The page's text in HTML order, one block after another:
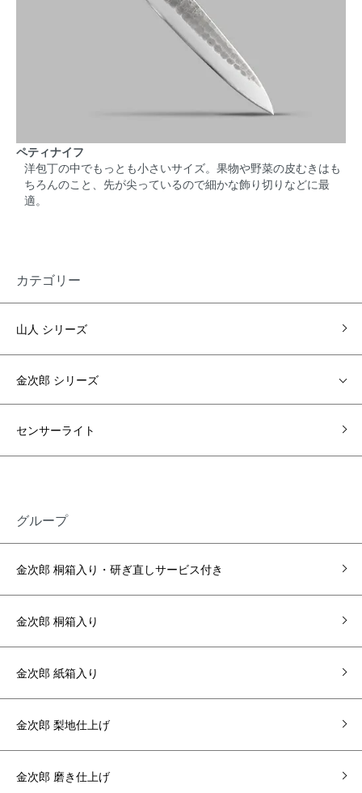
ペティナイフ
洋包丁の中でもっとも小さいサイズ。果物や野菜の皮むきはも
ちろんのこと、先が尖っているので細かな飾り切りなどに最
適。
カテゴリー
山人 シリーズ
金次郎 シリーズ
センサーライト
グループ
金次郎 桐箱入り・研ぎ直しサービス付き
金次郎 桐箱入り
金次郎 紙箱入り
金次郎 梨地仕上げ
金次郎 磨き仕上げ